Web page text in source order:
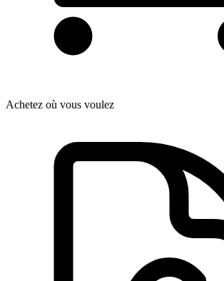
Achetez où vous voulez